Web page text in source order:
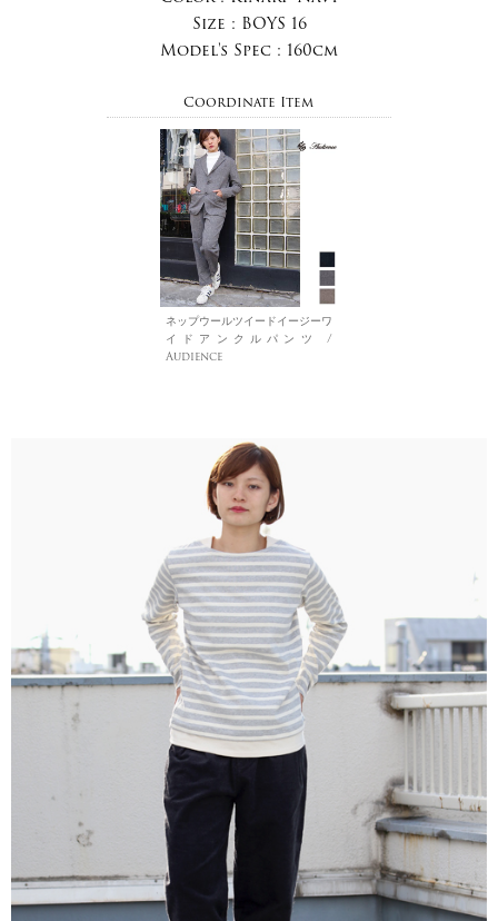
Size : BOYS 16
Model's Spec : 160cm
Coordinate Item
ネップウールツイードイージーワ
イドアンクルパンツ /
Audience